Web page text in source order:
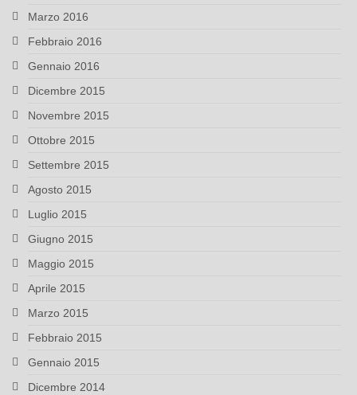
Marzo 2016
Febbraio 2016
Gennaio 2016
Dicembre 2015
Novembre 2015
Ottobre 2015
Settembre 2015
Agosto 2015
Luglio 2015
Giugno 2015
Maggio 2015
Aprile 2015
Marzo 2015
Febbraio 2015
Gennaio 2015
Dicembre 2014